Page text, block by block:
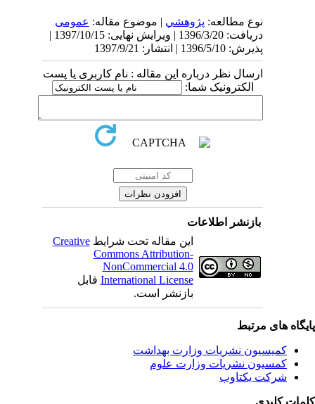
نوع مطالعه:پژوهشي| موضوع مقاله:عمومى
دریافت: 1396/3/20 | ویرایش نهایی: 1397/10/15 |
پذیرش: 1396/5/10 | انتشار: 1397/9/21
ارسال نظر درباره این مقاله : نام کاربری یا پست
الکترونیک شما:
بازنشر اطلاعات
این مقاله تحت شرایطCreative
Commons Attribution-
NonCommercial 4.0
International Licenseقابل
بازنشر است.
های مرتبط
کمیسیون نشریات وزارت بهداشت
کمسیون نشریات وزارت علوم
شرکت یکتاوب
کلیدی